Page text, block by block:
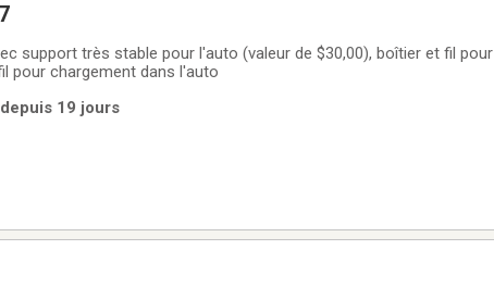
support très stable pour l'auto (valeur de $30,00), boîtier et fil pour
pour chargement dans l'auto
19 jours